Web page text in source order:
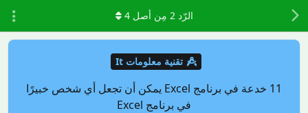
تقنية معلومات It
11 خدعة في برنامج Excel يمكن أن تجعل أي شخص خبيرًا
في برنامج Excel
الرّد2 مِن أصل4